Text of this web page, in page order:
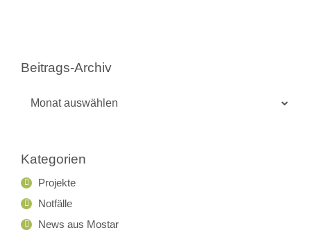
Beitrags-Archiv
Kategorien
Projekte
Notfälle
News aus Mostar